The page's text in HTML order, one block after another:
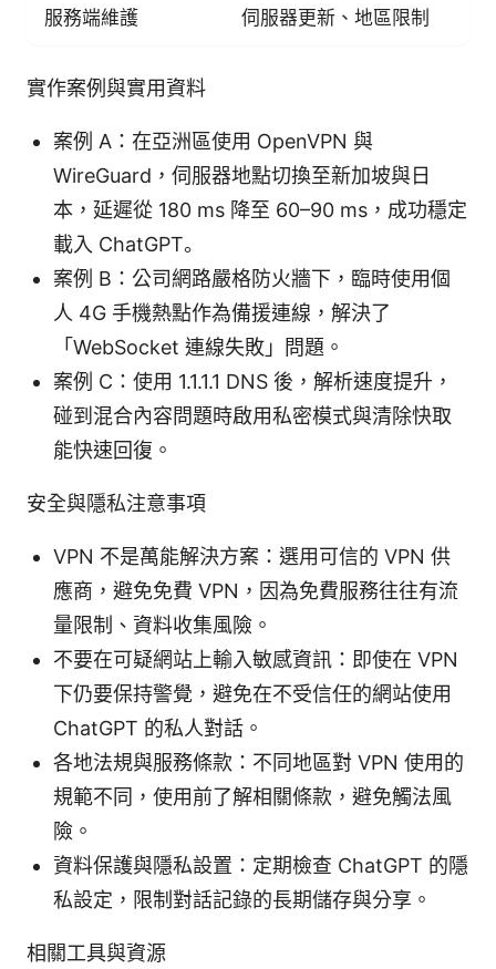
服務端維護 伺服器更新、地區限制
實作案例與實用資料
案例 A：在亞洲區使用 OpenVPN 與
WireGuard，伺服器地點切換至新加坡與日
本，延遲從 180 ms 降至 60–90 ms，成功穩定
載入 ChatGPT。
案例 B：公司網路嚴格防火牆下，臨時使用個
人 4G 手機熱點作為備援連線，解決了
「WebSocket 連線失敗」問題。
案例 C：使用 1.1.1.1 DNS 後，解析速度提升，
碰到混合內容問題時啟用私密模式與清除快取
能快速回復。
安全與隱私注意事項
VPN 不是萬能解決方案：選用可信的 VPN 供
應商，避免免費 VPN，因為免費服務往往有流
量限制、資料收集風險。
不要在可疑網站上輸入敏感資訊：即使在 VPN
下仍要保持警覺，避免在不受信任的網站使用
ChatGPT 的私人對話。
各地法規與服務條款：不同地區對 VPN 使用的
規範不同，使用前了解相關條款，避免觸法風
險。
資料保護與隱私設置：定期檢查 ChatGPT 的隱
私設定，限制對話記錄的長期儲存與分享。
相關工具與資源